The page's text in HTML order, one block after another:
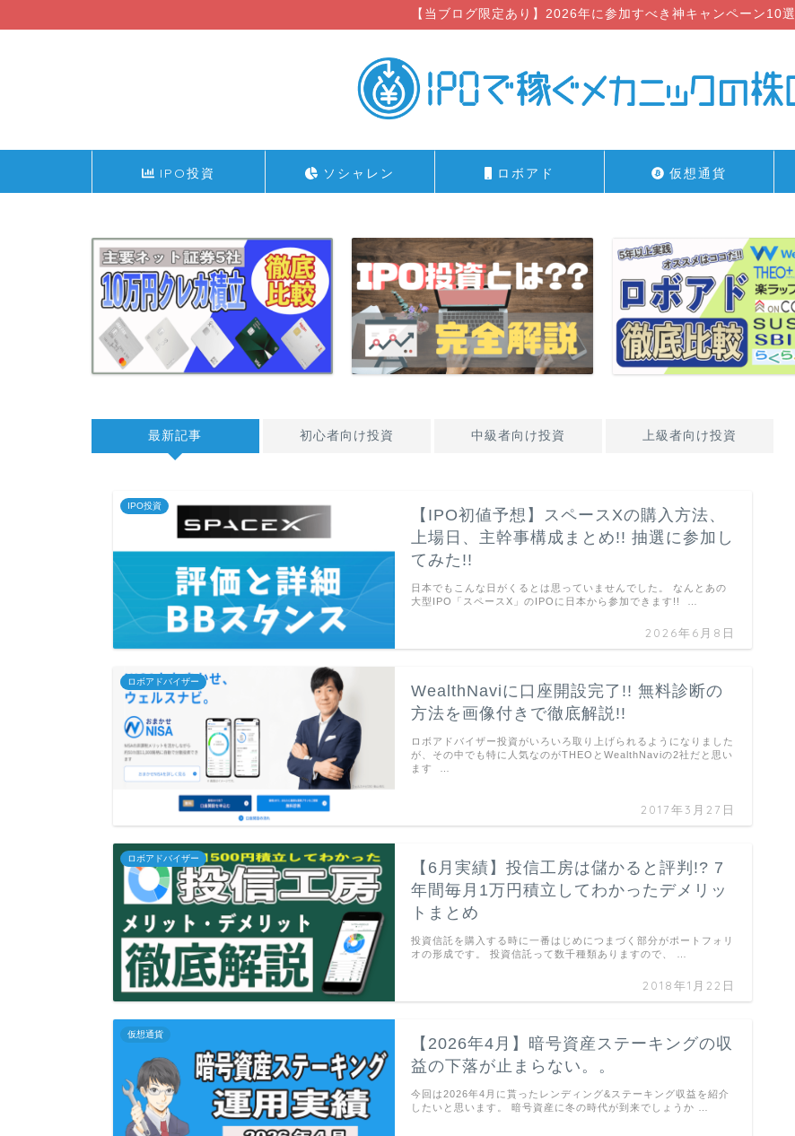
【当ブログ限定あり】2026年に参加すべき神キャンペーン10選
IPO投資 ソシャレン ロボアド 仮想通貨
最新記事 初心者向け投資 中級者向け投資 上級者向け投資
IPO投資
【IPO初値予想】スペースXの購入方法、
上場日、主幹事構成まとめ!! 抽選に参加し
てみた!!
2026年6月8日
日本でもこんな日がくるとは思っていませんでした。 なんとあの
大型IPO「スペースX」のIPOに日本から参加できます!! …
ロボアドバイザー
WealthNaviに口座開設完了!! 無料診断の
方法を画像付きで徹底解説!!
2017年3月27日
ロボアドバイザー投資がいろいろ取り上げられるようになりました
が、その中でも特に人気なのがTHEOとWealthNaviの2社だと思い
ます …
ロボアドバイザー
【6月実績】投信工房は儲かると評判!? 7
年間毎月1万円積立してわかったデメリッ
トまとめ
2018年1月22日
投資信託を購入する時に一番はじめにつまづく部分がポートフォリ
オの形成です。 投資信託って数千種類ありますので、 …
仮想通貨
【2026年4月】暗号資産ステーキングの収
益の下落が止まらない。。
今回は2026年4月に貰ったレンディング&ステーキング収益を紹介
したいと思います。 暗号資産に冬の時代が到来でしょうか …